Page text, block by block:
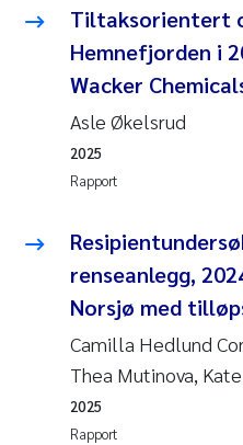
Caroline Enge
Hans Nicolai Adam
Mari Moren
Helene Frigstad
Paula Brighytte
Liv Bente Skancke
Maeve McGovern
Erling Aarhus
Tiltaksorientert
Hemnefjorden i
Wacker
Asle Økelsrud
Rapport
2025
renseanlegg,
Norsjø med
Camilla Hedlund
Thea Mutinova,
Rapport
2025